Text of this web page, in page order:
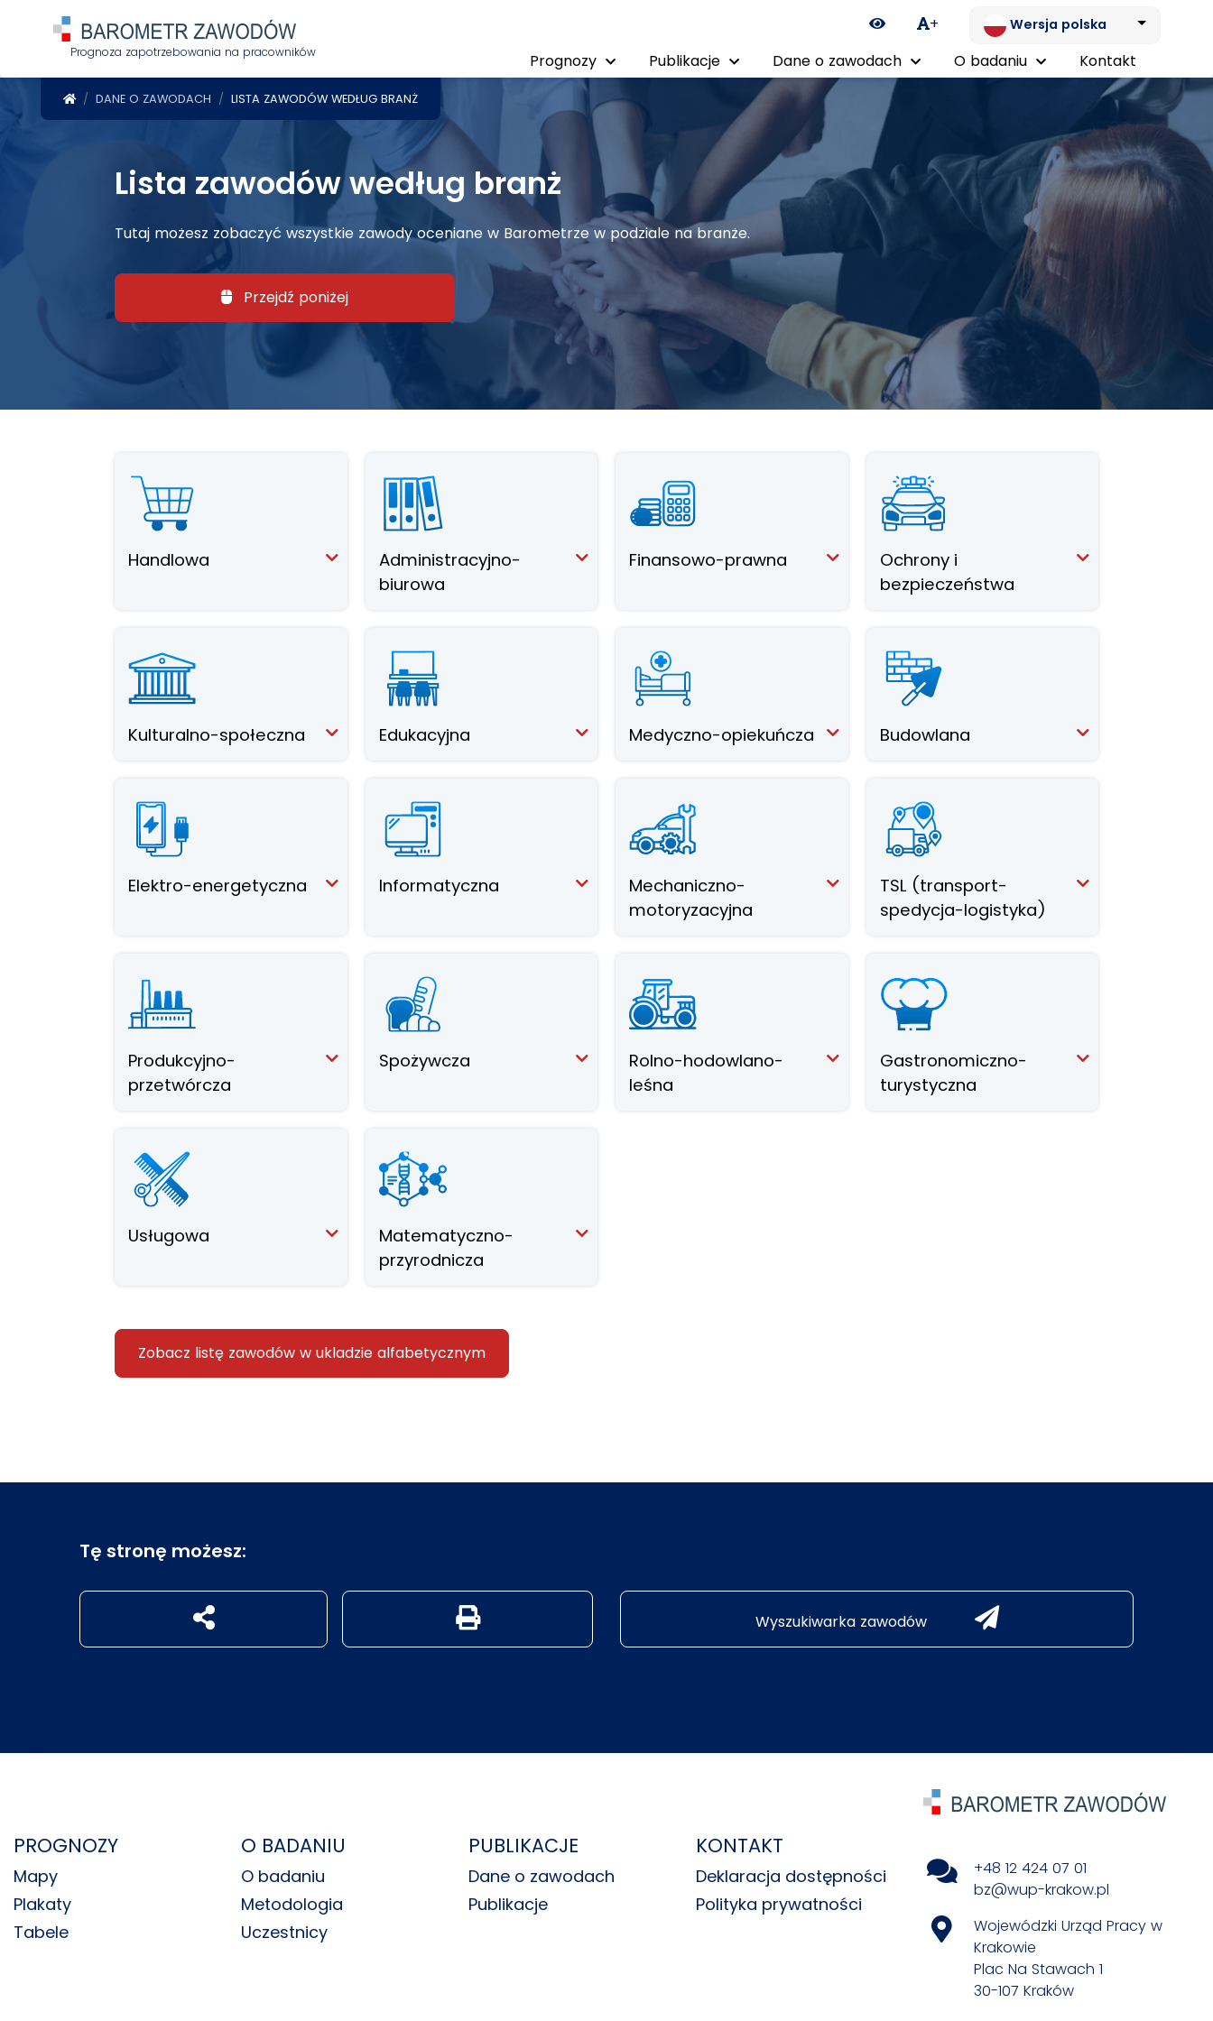
Prognoza zapotrzebowania na pracowników
Ikona zmiany kontrastu
+ Wersja polska
Prognozy Publikacje Dane o zawodach O badaniu Kontakt
POWRÓT DO STRONY GŁÓWNEJ
DANE O ZAWODACH LISTA ZAWODÓW WEDŁUG BRANŻ
Lista zawodów według branż
Tutaj możesz zobaczyć wszystkie zawody oceniane w Barometrze w podziale na branże.
Przejdź poniżej
Handlowa
Administracyjno-
biurowa
Finansowo-prawna
Ochrony i
bezpieczeństwa
Kulturalno-społeczna Edukacyjna Medyczno-opiekuńcza Budowlana
Elektro-energetyczna Informatyczna
Mechaniczno-
motoryzacyjna
TSL (transport-
spedycja-logistyka)
Produkcyjno-
przetwórcza
Spożywcza
Rolno-hodowlano-
leśna
Gastronomiczno-
turystyczna
Usługowa
Matematyczno-
przyrodnicza
Zobacz listę zawodów w ukladzie alfabetycznym
Tę stronę możesz:
udostępnij na social mediach Generuj wersję PDF strony Wyszukiwarka zawodów
PROGNOZY
Mapy
Plakaty
Tabele
O BADANIU
O badaniu
Metodologia
Uczestnicy
PUBLIKACJE
Dane o zawodach
Publikacje
KONTAKT
Deklaracja dostępności
Polityka prywatności
+48 12 424 07 01
bz@wup-krakow.pl
Wojewódzki Urząd Pracy w
Krakowie
Plac Na Stawach 1
30-107 Kraków